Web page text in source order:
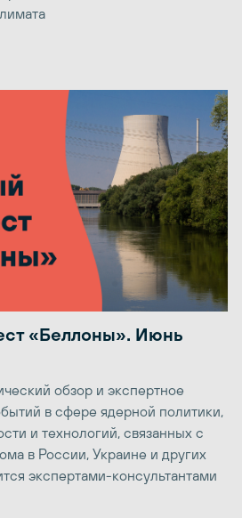
«Беллоны». Июнь
обзор и экспертное
в сфере ядерной политики,
и технологий, связанных с
в России, Украине и других
экспертами-консультантами